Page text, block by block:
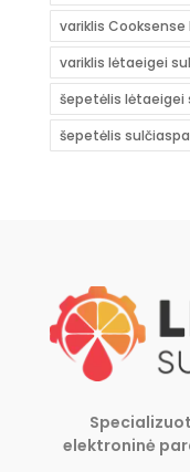
variklis Cooksense
variklis lėtaeigei
šepetėlis lėtaeigei
šepetėlis
elektroninė